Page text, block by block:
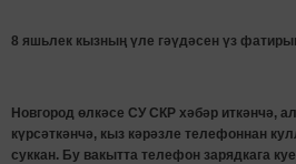
8 яшьлек кызның үле гәүдәсен үз
Новгород өлкәсе СУ СКР хәбәр иткәнчә,
күрсәткәнчә, кыз кәрәзле телефоннан
суккан. Бу вакытта телефон зарядкага